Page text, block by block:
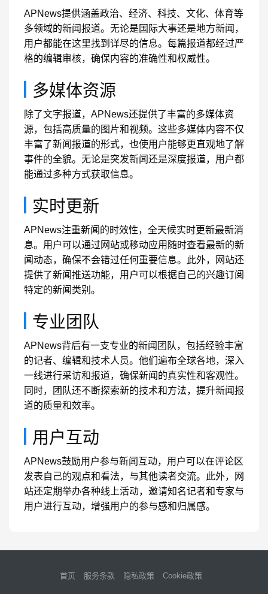
APNews提供涵盖政治、经济、科技、文化、体育等
多领域的新闻报道。无论是国际大事还是地方新闻，
用户都能在这里找到详尽的信息。每篇报道都经过严
格的编辑审核，确保内容的准确性和权威性。
多媒体资源
除了文字报道，APNews还提供了丰富的多媒体资
源，包括高质量的图片和视频。这些多媒体内容不仅
丰富了新闻报道的形式，也使用户能够更直观地了解
事件的全貌。无论是突发新闻还是深度报道，用户都
能通过多种方式获取信息。
实时更新
APNews注重新闻的时效性，全天候实时更新最新消
息。用户可以通过网站或移动应用随时查看最新的新
闻动态，确保不会错过任何重要信息。此外，网站还
提供了新闻推送功能，用户可以根据自己的兴趣订阅
特定的新闻类别。
专业团队
APNews背后有一支专业的新闻团队，包括经验丰富
的记者、编辑和技术人员。他们遍布全球各地，深入
一线进行采访和报道，确保新闻的真实性和客观性。
同时，团队还不断探索新的技术和方法，提升新闻报
道的质量和效率。
用户互动
APNews鼓励用户参与新闻互动，用户可以在评论区
发表自己的观点和看法，与其他读者交流。此外，网
站还定期举办各种线上活动，邀请知名记者和专家与
用户进行互动，增强用户的参与感和归属感。
首页 服务条款 隐私政策 Cookie政策